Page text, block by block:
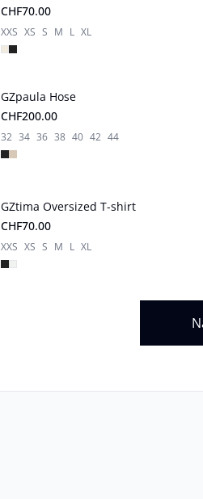
CHF70.00
XXS XS S M L XL
Neuheiten
GZpaula Hose
CHF200.00
32 34 36 38 40 42 44
Neuheiten
GZtima Oversized T-shirt
CHF70.00
XXS XS S M L XL